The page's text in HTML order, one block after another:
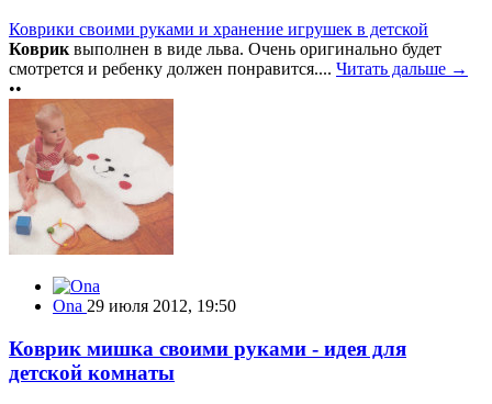
Коврики своими руками и хранение игрушек в детской
Ковриквыполнен в виде льва. Очень оригинально будет
смотрется и ребенку должен понравится.... Читать дальше →
••
Ona 29 июля 2012, 19:50
Коврик мишка своими руками - идея для
детской комнаты